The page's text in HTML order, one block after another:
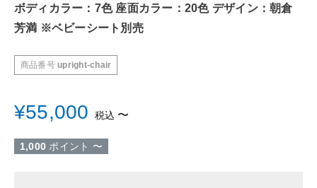
ボディカラー：7色 座面カラー：20色 デザイン：朝倉
芳満 ※ベビーシート別売
商品番号 upright-chair
¥55,000 税込 〜
1,000 ポイント 〜